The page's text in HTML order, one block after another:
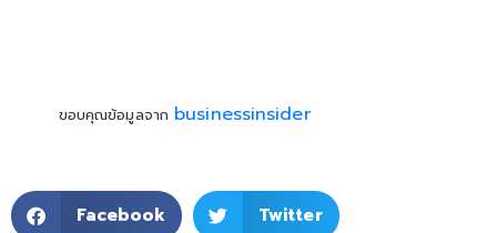
ขอบคุณข้อมูลจาก businessinsider
Facebook Twitter